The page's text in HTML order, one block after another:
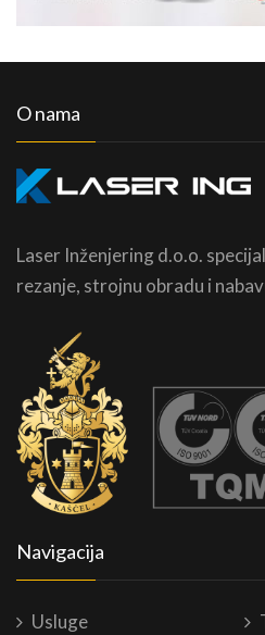
O nama
Laser Inženjering d.o.o.
rezanje, strojnu obradu i
Navigacija
Usluge